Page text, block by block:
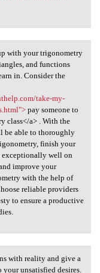
up
with your trigonometry
and functions
in. Consider the
take-my-
pay someone to
class</a> . With the
be able to thoroughly
finish your
exceptionally well on
improve your
with the help of
reliable providers
to ensure a productive
with reality and give a
your unsatisfied desires.